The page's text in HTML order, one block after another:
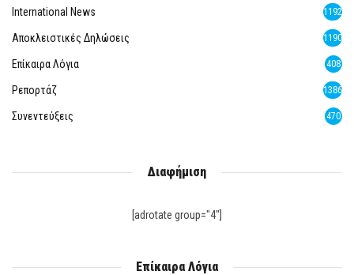
International News 1192
Αποκλειστικές Δηλώσεις 1190
Επίκαιρα Λόγια 408
Ρεπορτάζ 1386
Συνεντεύξεις 470
Διαφήμιση
[adrotate group="4"]
Επίκαιρα Λόγια